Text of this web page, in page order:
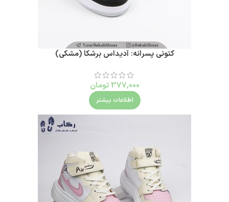
کتونی پسرانه: آدیداس برشکا (مشکی)
377,000 تومان
اطلاعات بیشتر